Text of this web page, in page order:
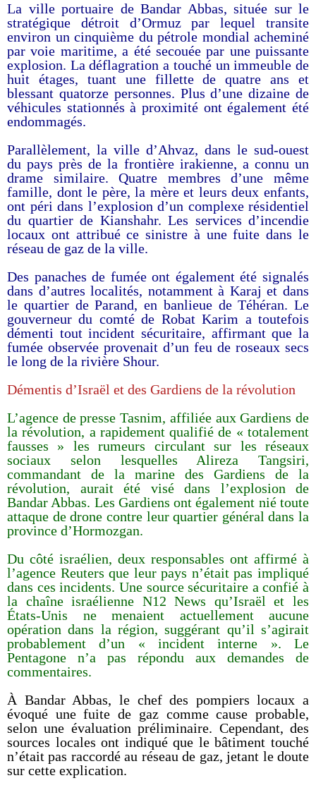
La ville portuaire de Bandar Abbas, située sur le
stratégique détroit d’Ormuz par lequel transite
environ un cinquième du pétrole mondial acheminé
par voie maritime, a été secouée par une puissante
explosion. La déflagration a touché un immeuble de
huit étages, tuant une fillette de quatre ans et
blessant quatorze personnes. Plus d’une dizaine de
véhicules stationnés à proximité ont également été
endommagés.
Parallèlement, la ville d’Ahvaz, dans le sud-ouest
du pays près de la frontière irakienne, a connu un
drame similaire. Quatre membres d’une même
famille, dont le père, la mère et leurs deux enfants,
ont péri dans l’explosion d’un complexe résidentiel
du quartier de Kianshahr. Les services d’incendie
locaux ont attribué ce sinistre à une fuite dans le
réseau de gaz de la ville.
Des panaches de fumée ont également été signalés
dans d’autres localités, notamment à Karaj et dans
le quartier de Parand, en banlieue de Téhéran. Le
gouverneur du comté de Robat Karim a toutefois
démenti tout incident sécuritaire, affirmant que la
fumée observée provenait d’un feu de roseaux secs
le long de la rivière Shour.
Démentis d’Israël et des Gardiens de la révolution
L’agence de presse Tasnim, affiliée aux Gardiens de
la révolution, a rapidement qualifié de « totalement
fausses » les rumeurs circulant sur les réseaux
sociaux selon lesquelles Alireza Tangsiri,
commandant de la marine des Gardiens de la
révolution, aurait été visé dans l’explosion de
Bandar Abbas. Les Gardiens ont également nié toute
attaque de drone contre leur quartier général dans la
province d’Hormozgan.
Du côté israélien, deux responsables ont affirmé à
l’agence Reuters que leur pays n’était pas impliqué
dans ces incidents. Une source sécuritaire a confié à
la chaîne israélienne N12 News qu’Israël et les
États-Unis ne menaient actuellement aucune
opération dans la région, suggérant qu’il s’agirait
probablement d’un « incident interne ». Le
Pentagone n’a pas répondu aux demandes de
commentaires.
À Bandar Abbas, le chef des pompiers locaux a
évoqué une fuite de gaz comme cause probable,
selon une évaluation préliminaire. Cependant, des
sources locales ont indiqué que le bâtiment touché
n’était pas raccordé au réseau de gaz, jetant le doute
sur cette explication.